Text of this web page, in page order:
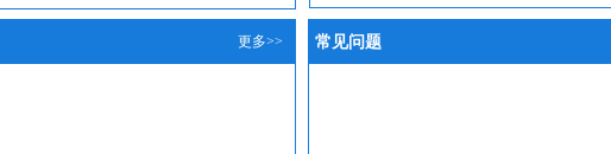
更多>> 常见问题